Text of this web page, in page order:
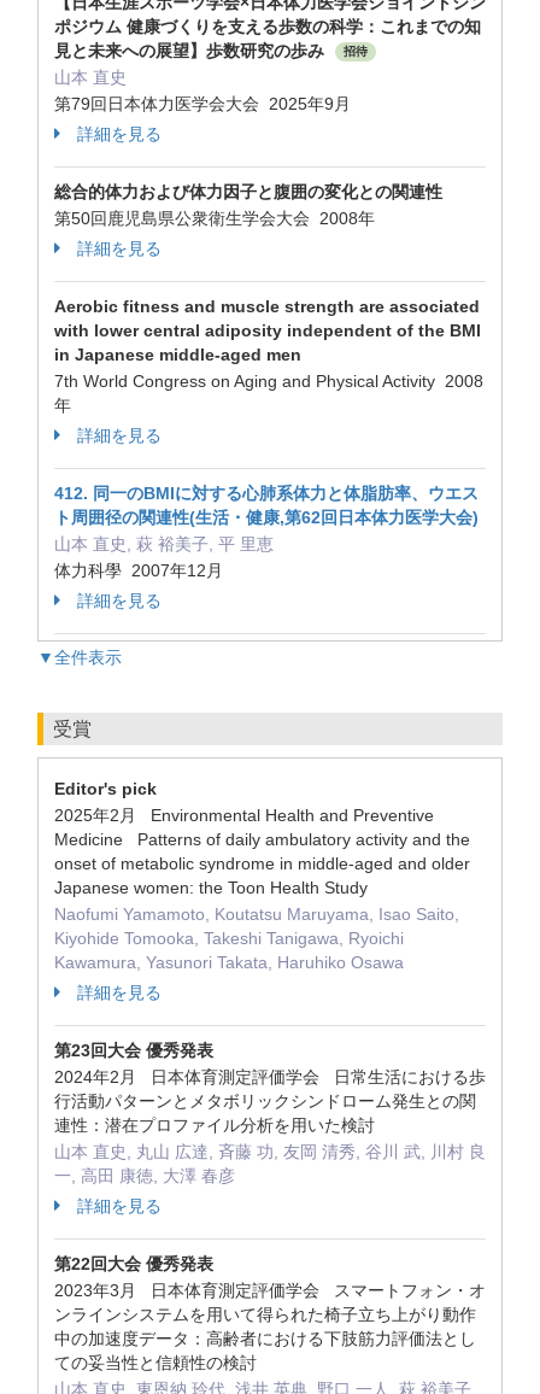
ポジウム 健康づくりを支える歩数の科学：これまでの知
見と未来への展望】歩数研究の歩み
招待
山本 直史
第79回日本体力医学会大会 2025年9月
詳細を見る
総合的体力および体力因子と腹囲の変化との関連性
第50回鹿児島県公衆衛生学会大会 2008年
詳細を見る
Aerobic fitness and muscle strength are associated
with lower central adiposity independent of the BMI
in Japanese middle-aged men
7th World Congress on Aging and Physical Activity 2008
年
詳細を見る
412. 同一のBMIに対する心肺系体力と体脂肪率、ウエス
ト周囲径の関連性(生活・健康,第62回日本体力医学大会)
山本 直史, 萩 裕美子, 平 里恵
体力科學 2007年12月
詳細を見る
▼全件表示
受賞
Editor's pick
2025年2月 Environmental Health and Preventive
Medicine Patterns of daily ambulatory activity and the
onset of metabolic syndrome in middle-aged and older
Japanese women: the Toon Health Study
Naofumi Yamamoto, Koutatsu Maruyama, Isao Saito,
Kiyohide Tomooka, Takeshi Tanigawa, Ryoichi
Kawamura, Yasunori Takata, Haruhiko Osawa
詳細を見る
第23回大会 優秀発表
2024年2月 日本体育測定評価学会 日常生活における歩
行活動パターンとメタボリックシンドローム発生との関
連性：潜在プロファイル分析を用いた検討
山本 直史, 丸山 広達, 斉藤 功, 友岡 清秀, 谷川 武, 川村 良
一, 高田 康徳, 大澤 春彦
詳細を見る
第22回大会 優秀発表
2023年3月 日本体育測定評価学会 スマートフォン・オ
ンラインシステムを用いて得られた椅子立ち上がり動作
中の加速度データ：高齢者における下肢筋力評価法とし
ての妥当性と信頼性の検討
山本 直史, 東恩納 玲代, 浅井 英典, 野口 一人, 萩 裕美子